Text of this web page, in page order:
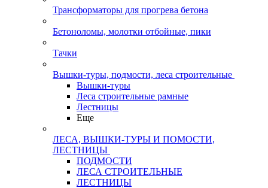
Трансформаторы для прогрева бетона
Бетоноломы, молотки отбойные, пики
Тачки
Вышки-туры, подмости, леса строительные
Вышки-туры
Леса строительные рамные
Лестницы
Еще
ЛЕСА, ВЫШКИ-ТУРЫ И ПОМОСТИ,
ЛЕСТНИЦЫ
ПОДМОСТИ
ЛЕСА СТРОИТЕЛЬНЫЕ
ЛЕСТНИЦЫ